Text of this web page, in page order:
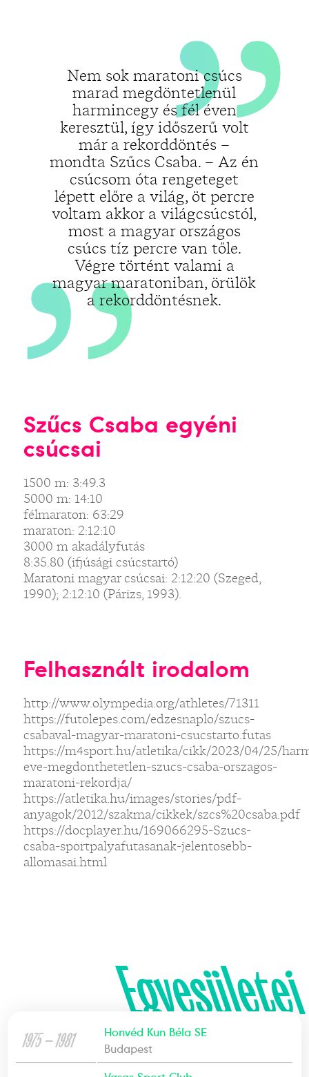
Nem sok maratoni csúcs
marad megdöntetlenül
harmincegy és fél éven
keresztül, így időszerű volt
már a rekorddöntés –
mondta Szűcs Csaba. – Az én
csúcsom óta rengeteget
lépett előre a világ, öt percre
voltam akkor a világcsúcstól,
most a magyar országos
csúcs tíz percre van tőle.
Végre történt valami a
magyar maratoniban, örülök
a rekorddöntésnek.
„
Szűcs Csaba egyéni
csúcsai
1500 m: 3:49.3
5000 m: 14:10
félmaraton: 63:29
maraton: 2:12:10
3000 m akadályfutás
8:35.80 (ifjúsági csúcstartó)
Maratoni magyar csúcsai: 2:12:20 (Szeged,
1990); 2:12:10 (Párizs, 1993).
Felhasznált irodalom
http://www.olympedia.org/athletes/71311
https://futolepes.com/edzesnaplo/szucs-
csabaval-magyar-maratoni-csucstarto.futas
https://m4sport.hu/atletika/cikk/2023/04/25/
eve-megdonthetetlen-szucs-csaba-orszagos-
maratoni-rekordja/
https://atletika.hu/images/stories/pdf-
anyagok/2012/szakma/cikkek/szcs%20csaba.pdf
https://docplayer.hu/169066295-Szucs-
csaba-sportpalyafutasanak-jelentosebb-
allomasai.html
Egyesületei
1975 — 1981
Honvéd Kun Béla SE
Budapest